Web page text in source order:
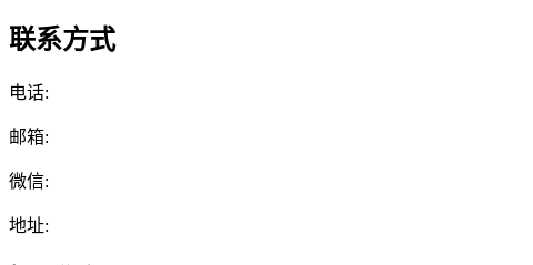
联系方式
电话:
邮箱:
微信:
地址: